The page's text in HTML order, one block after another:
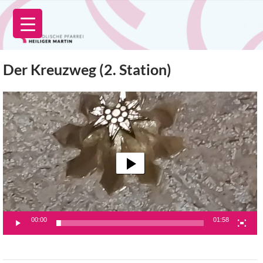
Zum
Inhalt
springen
Der Kreuzweg (2. Station)
Video-
Player
00:00 01:58